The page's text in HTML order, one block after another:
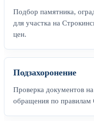
Подбор памятника,
для участка на
цен.
Подзахоронение
Проверка документов
обращения по правилам